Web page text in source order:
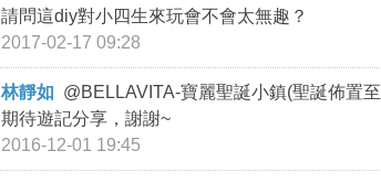
請問這diy對小四生來玩會不會太無趣？
2017-02-17 09:28
林靜如 @BELLAVITA-寶麗聖誕小鎮(聖誕佈置
期待遊記分享，謝謝~
2016-12-01 19:45